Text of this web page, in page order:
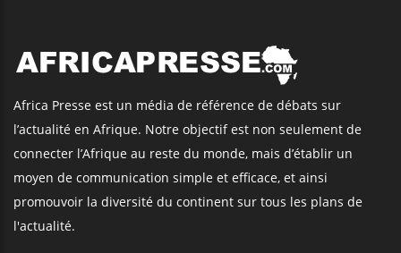
Africa Presse est un média de référence de débats sur
l’actualité en Afrique. Notre objectif est non seulement de
connecter l’Afrique au reste du monde, mais d’établir un
moyen de communication simple et efficace, et ainsi
promouvoir la diversité du continent sur tous les plans de
l'actualité.